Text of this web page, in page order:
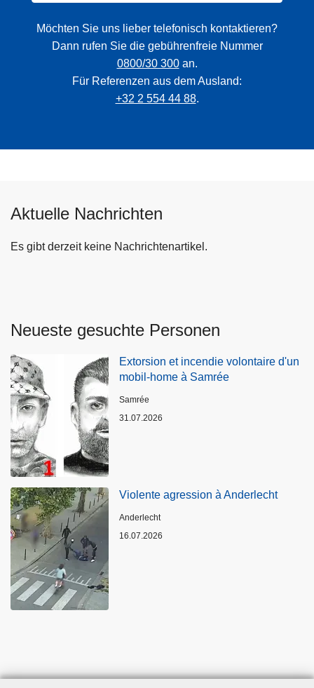
Möchten Sie uns lieber telefonisch kontaktieren?
Dann rufen Sie die gebührenfreie Nummer
0800/30 300an.
Für Referenzen aus dem Ausland:
+32 2 554 44 88.
Aktuelle Nachrichten
Es gibt derzeit keine Nachrichtenartikel.
Neueste gesuchte Personen
Extorsion et incendie volontaire d'un
mobil-home à Samrée
Standort
Samrée
31.07.2026
Violente agression à Anderlecht
Standort
Anderlecht
16.07.2026